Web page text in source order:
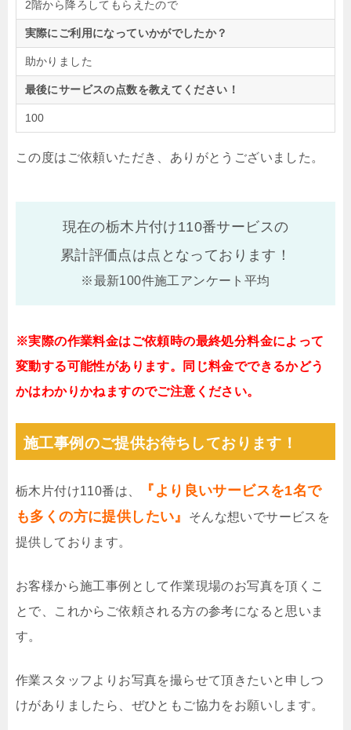
2階から降ろしてもらえたので
実際にご利用になっていかがでしたか？
助かりました
最後にサービスの点数を教えてください！
100
この度はご依頼いただき、ありがとうございました。
現在の栃木片付け110番サービスの
累計評価点は点となっております！
※最新100件施工アンケート平均
※実際の作業料金はご依頼時の最終処分料金によって
変動する可能性があります。同じ料金でできるかどう
かはわかりかねますのでご注意ください。
施工事例のご提供お待ちしております！
栃木片付け110番は、
『より良いサービスを1名で
も多くの方に提供したい』
そんな想いでサービスを
提供しております。
お客様から施工事例として作業現場のお写真を頂くこ
とで、これからご依頼される方の参考になると思いま
す。
作業スタッフよりお写真を撮らせて頂きたいと申しつ
けがありましたら、ぜひともご協力をお願いします。